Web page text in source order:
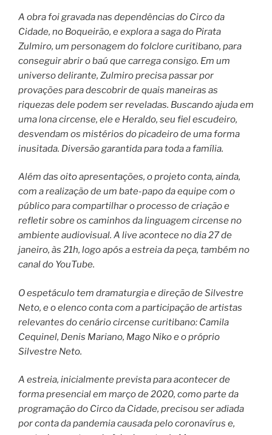
A obra foi gravada nas dependências do Circo da
Cidade, no Boqueirão, e explora a saga do Pirata
Zulmiro, um personagem do folclore curitibano, para
conseguir abrir o baú que carrega consigo. Em um
universo delirante, Zulmiro precisa passar por
provações para descobrir de quais maneiras as
riquezas dele podem ser reveladas. Buscando ajuda em
uma lona circense, ele e Heraldo, seu fiel escudeiro,
desvendam os mistérios do picadeiro de uma forma
inusitada. Diversão garantida para toda a família.
Além das oito apresentações, o projeto conta, ainda,
com a realização de um bate-papo da equipe com o
público para compartilhar o processo de criação e
refletir sobre os caminhos da linguagem circense no
ambiente audiovisual. A live acontece no dia 27 de
janeiro, às 21h, logo após a estreia da peça, também no
canal do YouTube.
O espetáculo tem dramaturgia e direção de Silvestre
Neto, e o elenco conta com a participação de artistas
relevantes do cenário circense curitibano: Camila
Cequinel, Denis Mariano, Mago Niko e o próprio
Silvestre Neto.
A estreia, inicialmente prevista para acontecer de
forma presencial em março de 2020, como parte da
programação do Circo da Cidade, precisou ser adiada
por conta da pandemia causada pelo coronavírus e,